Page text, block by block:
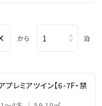
時間営業（3階）
から 泊
プレミアツイン【6-7F・禁